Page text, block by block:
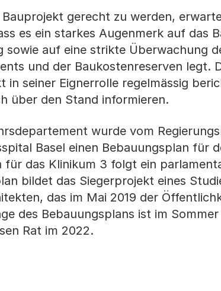
gerecht zu werden,
es ein starkes Augenmerk auf das
auf eine strikte Überwachung
und der Baukostenreserven legt.
in seiner Eignerrolle regelmässig
über den Stand informieren.
wurde vom
Basel einen Bebauungsplan für
für das Klinikum 3 folgt ein
bildet das Siegerprojekt eines
das im Mai 2019 der
des Bebauungsplans ist im
Rat im 2022.